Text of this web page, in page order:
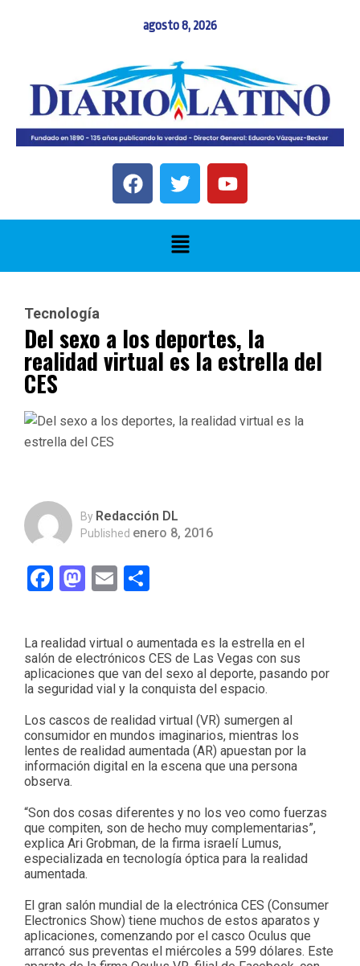
agosto 8, 2026
Tecnología
Del sexo a los deportes, la
realidad virtual es la estrella del
CES
By Redacción DL
Published enero 8, 2016
Facebook
Mastodon
Email
La realidad virtual o aumentada es la estrella en el
salón de electrónicos CES de Las Vegas con sus
aplicaciones que van del sexo al deporte, pasando por
la seguridad vial y la conquista del espacio.
Los cascos de realidad virtual (VR) sumergen al
consumidor en mundos imaginarios, mientras los
lentes de realidad aumentada (AR) apuestan por la
información digital en la escena que una persona
observa.
“Son dos cosas diferentes y no los veo como fuerzas
que compiten, son de hecho muy complementarias”,
explica Ari Grobman, de la firma israelí Lumus,
especializada en tecnología óptica para la realidad
aumentada.
El gran salón mundial de la electrónica CES (Consumer
Electronics Show) tiene muchos de estos aparatos y
aplicaciones, comenzando por el casco Oculus que
arrancó sus preventas el miércoles a 599 dólares. Este